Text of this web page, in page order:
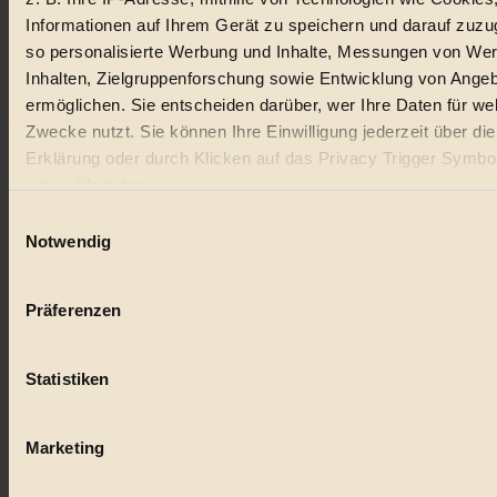
Informationen auf Ihrem Gerät zu speichern und darauf
so personalisierte Werbung und Inhalte, Messungen von
Inhalten, Zielgruppenforschung sowie Entwicklung von
ermöglichen. Sie entscheiden darüber, wer Ihre Daten für
Zwecke nutzt. Sie können Ihre Einwilligung jederzeit über
Erklärung oder durch Klicken auf das Privacy Trigger
Wenn Sie es erlauben, würden wir auch gerne:
Ihr Gerät durch aktives Scannen nach bestimmten
Erfahren Sie mehr darüber, wie Ihre persönlichen Daten
Notwendig
Präferenzen
Statistiken
Marketing
Natur